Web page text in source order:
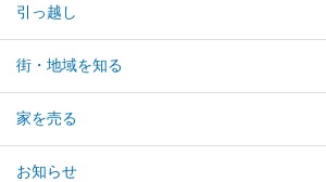
引っ越し
街・地域を知る
家を売る
お知らせ